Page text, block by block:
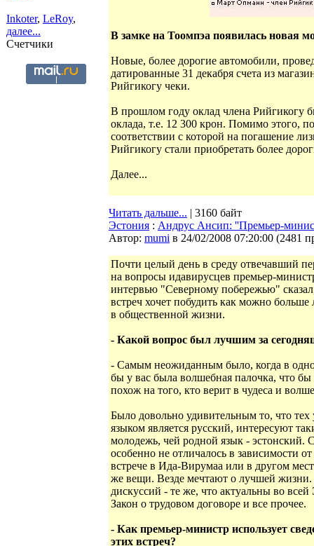
Inkoter, LeRoy,
далее...
Счетчики
В замке на Тоомпэа появилась новая
Новые, более дорогие автомобили,
датированные 31 декабря счета из
Рийгикогу чеки.
В прошлом году оклад члена Рийгикогу
оклада, т.е. 12 300 крон. Помимо этого,
соответствии с которой на погашение
Рийгикогу стали приобретать более
Далее...
Читать дальше... | 3160 байт
Эстония : Андрус Ансип: ''Премьер-
Автор: mumi в 24/02/2008 07:20:00 (2481
Почти целый день в среду отвечавший
на вопросы идавирусцев премьер-
интервью "Северному побережью"
встреч хочет побудить как можно
в общественной жизни.
- Какой вопрос был лучшим за
- Самым неожиданным было, когда в
бы у вас была волшебная палочка, что
похож на того, кто верит в чудеса и
Было довольно удивительным то, что
языком является русский, интересуют
молодежь, чей родной язык - эстонский.
особенно не отличалось в зависимости
встрече в Ида-Вирумаа или в другом
же вещи. Везде мечтают о лучшей жизни.
дискуссий - те же, что актуальны во
Закон о трудовом договоре и все прочее.
- Как премьер-министр использует
этих встреч?